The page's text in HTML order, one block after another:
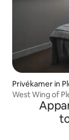
Privékamer in
West Wing of